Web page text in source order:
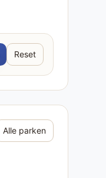
Reset
Alle parken